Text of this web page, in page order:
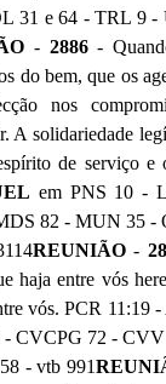
31 e 64 - TRL 9 -
- 2886-
do bem, que os
nos
A solidariedade
de serviço e
em PNS 10 -
82 - MUN 35 -
REUNIÃO-
haja entre vós
vós. PCR 11:19
- CVCPG 72 -
- vtb 991